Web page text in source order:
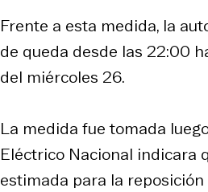
Frente a esta medida, la
de queda desde las 22:00
del miércoles 26.
La medida fue tomada
Eléctrico Nacional indicara
estimada para la